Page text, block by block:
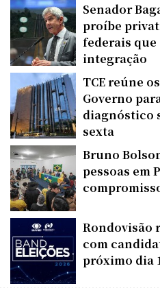
Senador
proíbe
federais que
integração
TCE reúne
Governo
diagnóstico
sexta
Bruno
pessoas em
Rondovisão
com
próximo dia